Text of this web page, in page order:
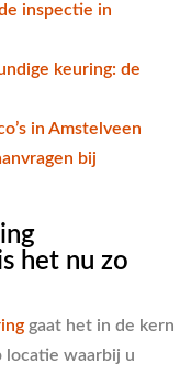
inspectie in
keuring: de
in Amstelveen
bij
het nu zo
gaat het in de kern
locatie waarbij u